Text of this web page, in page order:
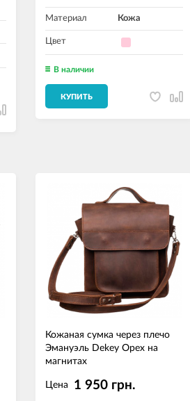
Материал Кожа
Цвет
В наличии
КУПИТЬ
Кожаная сумка через плечо
Эмануэль Dekey Орех на
магнитах
Цена 1 950 грн.